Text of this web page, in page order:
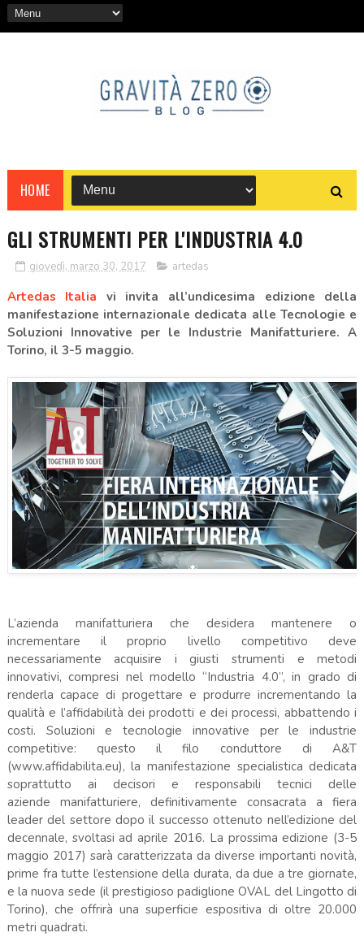
HOME
GLI STRUMENTI PER L'INDUSTRIA 4.0
giovedì, marzo 30, 2017 artedas
Artedas Italia vi invita all’undicesima edizione della
manifestazione internazionale dedicata alle Tecnologie e
Soluzioni Innovative per le Industrie Manifatturiere. A
Torino, il 3-5 maggio.
L’azienda manifatturiera che desidera mantenere o
incrementare il proprio livello competitivo deve
necessariamente acquisire i giusti strumenti e metodi
innovativi, compresi nel modello “Industria 4.0”, in grado di
renderla capace di progettare e produrre incrementando la
qualità e l’affidabilità dei prodotti e dei processi, abbattendo i
costi. Soluzioni e tecnologie innovative per le industrie
competitive: questo il filo conduttore di A&T
(www.affidabilita.eu), la manifestazione specialistica dedicata
soprattutto ai decisori e responsabili tecnici delle
aziende manifatturiere, definitivamente consacrata a fiera
leader del settore dopo il successo ottenuto nell’edizione del
decennale, svoltasi ad aprile 2016. La prossima edizione (3-5
maggio 2017) sarà caratterizzata da diverse importanti novità,
prime fra tutte l’estensione della durata, da due a tre giornate,
e la nuova sede (il prestigioso padiglione OVAL del Lingotto di
Torino), che offrirà una superficie espositiva di oltre 20.000
metri quadrati.